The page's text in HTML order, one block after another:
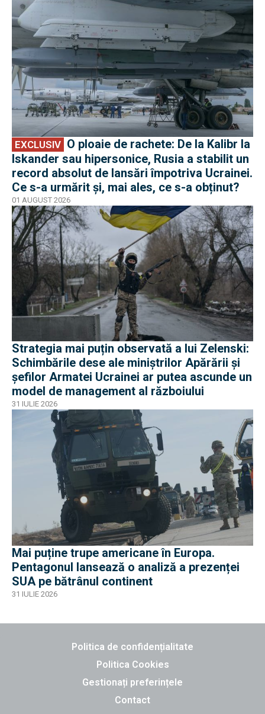
EXCLUSIV
Iskander sau hipersonice, Rusia a stabilit un
record absolut de lansări împotriva Ucrainei.
Ce s-a urmărit și, mai ales, ce s-a obținut?
01 AUGUST 2026
Strategia mai puțin observată a lui Zelenski:
Schimbările dese ale miniștrilor Apărării și
șefilor Armatei Ucrainei ar putea ascunde un
model de management al războiului
31 IULIE 2026
Mai puține trupe americane în Europa.
Pentagonul lansează o analiză a prezenței
SUA pe bătrânul continent
31 IULIE 2026
Politica de confidențialitate
Politica Cookies
Gestionați preferințele
Contact